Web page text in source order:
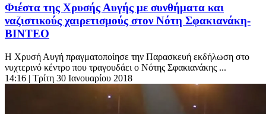
Φιέστα της Χρυσής Αυγής με συνθήματα και
ναζιστικούς χαιρετισμούς στον Νότη Σφακιανάκη-
ΒΙΝΤΕΟ
Η Χρυσή Αυγή πραγματοποίησε την Παρασκευή εκδήλωση στο
νυχτερινό κέντρο που τραγουδάει ο Νότης Σφακιανάκης ...
14:16 | Τρίτη 30 Ιανουαρίου 2018